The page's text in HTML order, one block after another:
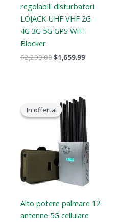
regolabili disturbatori
LOJACK UHF VHF 2G
4G 3G 5G GPS WIFI
Blocker
$2,299.00$1,659.99
In offerta!
In offerta!
Alto potere palmare 12
antenne 5G cellulare
prezzo
originale
era:
$1,299.00.
Il
prezzo
attuale
$759.99.